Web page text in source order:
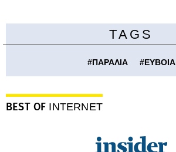
TAGS
#ΠΑΡΑΛΙΑ #ΕΥΒΟΙΑ
BEST OF INTERNET